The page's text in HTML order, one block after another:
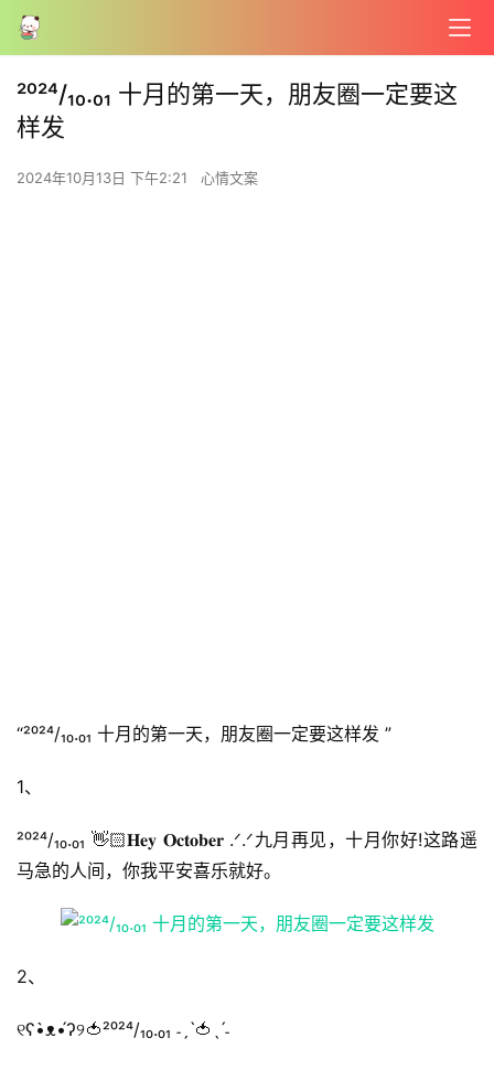
²⁰²⁴/₁₀.₀₁ 十月的第一天，朋友圈一定要这
样发
2024年10月13日 下午2:21 心情文案
“²⁰²⁴/₁₀.₀₁ 十月的第一天，朋友圈一定要这样发 ”
1、
²⁰²⁴/₁₀.₀₁ 👋🏻𝐇𝐞𝐲 𝐎𝐜𝐭𝐨𝐛𝐞𝐫 .ᐟ.ᐟ九月再见，十月你好!这路遥
马急的人间，你我平安喜乐就好。
2、
୧ʕ•̀ᴥ•́ʔ୨🍅²⁰²⁴/₁₀.₀₁ ˗ˏˋ🍅ˎˊ˗